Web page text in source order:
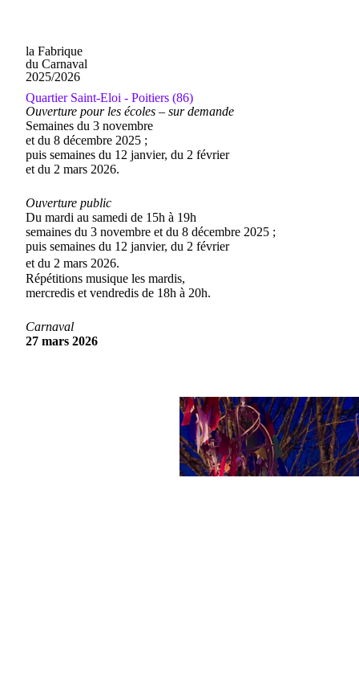
la Fabrique
du Carnaval
2025/2026
Quartier Saint-Eloi - Poitiers (86)
Ouverture pour les écoles – sur demande
Semaines du 3 novembre
et du 8 décembre 2025 ;
puis semaines du 12 janvier, du 2 février
et du 2 mars 2026.
Ouverture public
Du mardi au samedi de 15h à 19h
semaines du 3 novembre et du 8 décembre 2025 ;
puis semaines du 12 janvier, du 2 février
et du 2 mars 2026.
Répétitions musique les mardis,
mercredis et vendredis de 18h à 20h.
Carnaval
27 mars 2026